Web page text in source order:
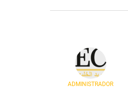
ADMINISTRADOR